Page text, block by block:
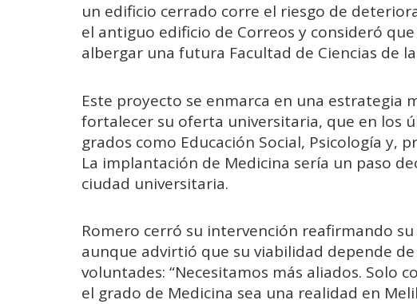
un edificio cerrado corre el riesgo de
el antiguo edificio de Correos y consideró que
albergar una futura Facultad de Ciencias de
Este proyecto se enmarca en una estrategia
fortalecer su oferta universitaria, que en los
grados como Educación Social, Psicología y,
La implantación de Medicina sería un paso
ciudad universitaria.
Romero cerró su intervención reafirmando
aunque advirtió que su viabilidad depende
voluntades: “Necesitamos más aliados. Solo
el grado de Medicina sea una realidad en